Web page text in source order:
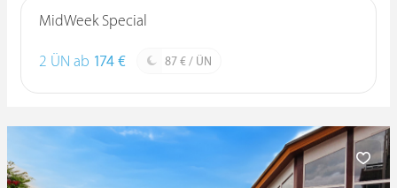
MidWeek Special
2 ÜN ab 174 € 87 € / ÜN